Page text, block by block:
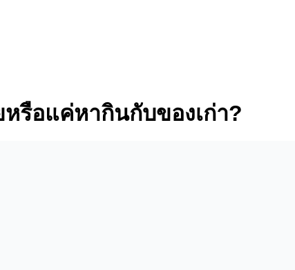
รือแค่หากินกับของเก่า?